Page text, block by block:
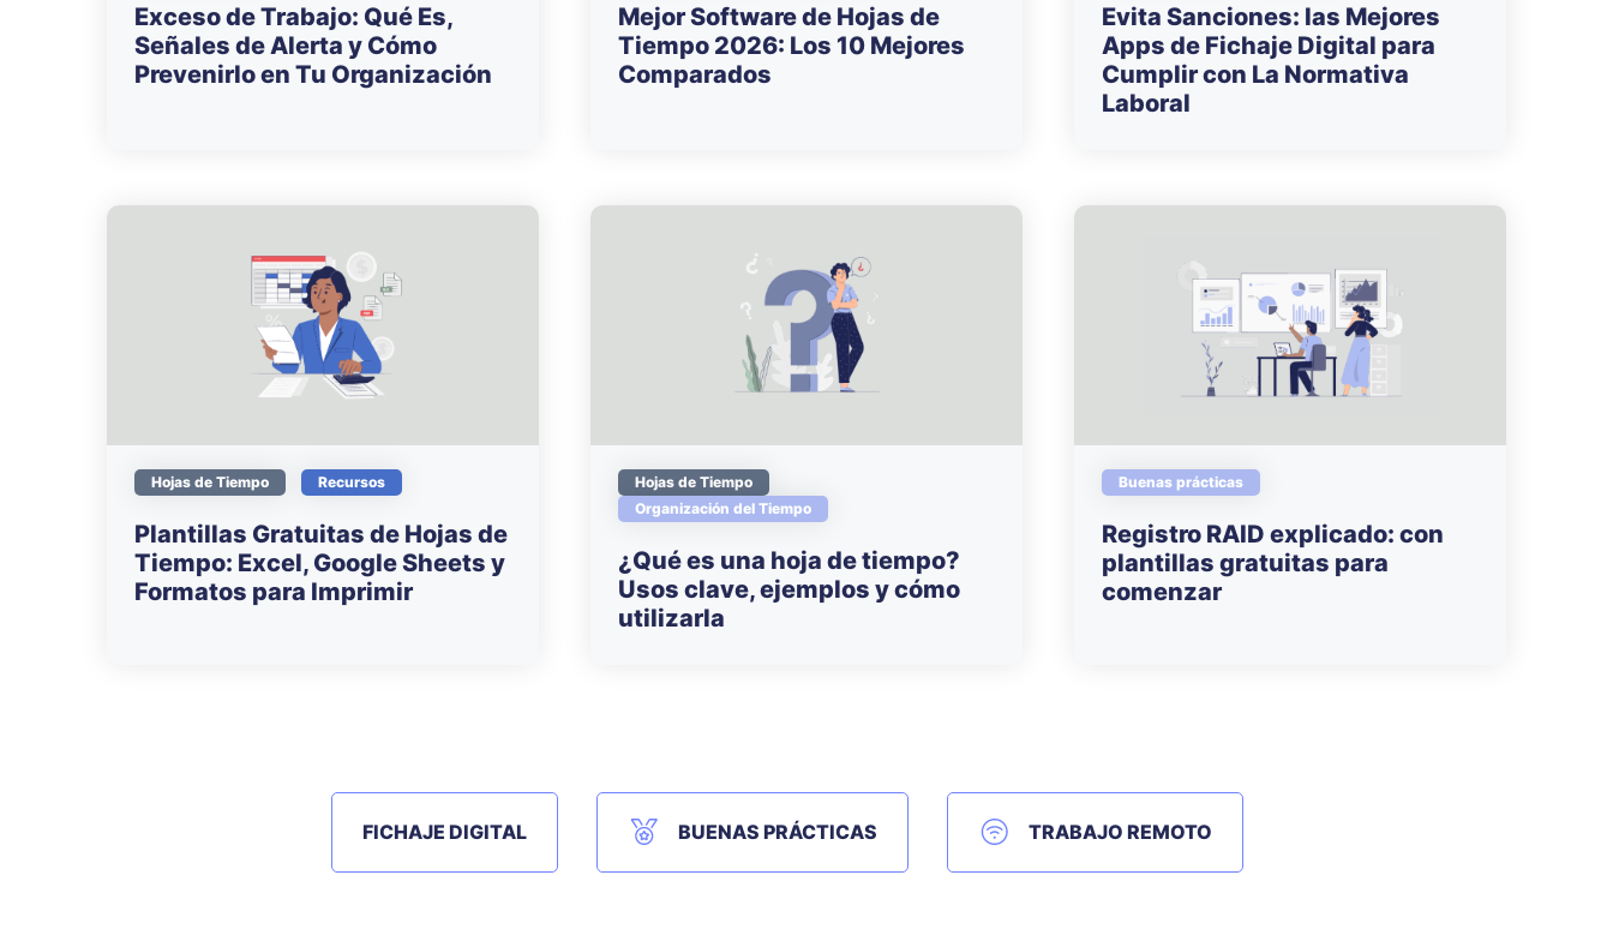
Exceso de Trabajo: Qué Es,
Señales de Alerta y Cómo
Prevenirlo en Tu Organización
Mejor Software de Hojas de
Tiempo 2026: Los 10 Mejores
Comparados
Evita Sanciones: las Mejores
Apps de Fichaje Digital para
Cumplir con La Normativa
Laboral
Hojas de Tiempo Recursos
Plantillas Gratuitas de Hojas de
Tiempo: Excel, Google Sheets y
Formatos para Imprimir
Hojas de Tiempo
Organización del Tiempo
¿Qué es una hoja de tiempo?
Usos clave, ejemplos y cómo
utilizarla
Buenas prácticas
Registro RAID explicado: con
plantillas gratuitas para
comenzar
FICHAJE DIGITAL BUENAS PRÁCTICAS TRABAJO REMOTO